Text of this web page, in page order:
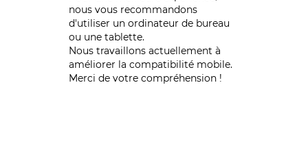
nous vous recommandons
d'utiliser un ordinateur de bureau
ou une tablette.
Nous travaillons actuellement à
améliorer la compatibilité mobile.
Merci de votre compréhension !